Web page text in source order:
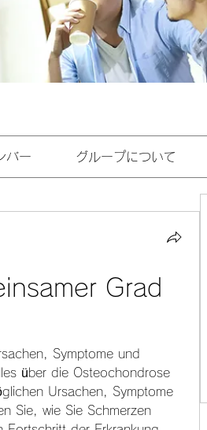
バー グループについて
Grad
Symptome und
über die Osteochondrose
Ursachen, Symptome
Sie, wie Sie Schmerzen